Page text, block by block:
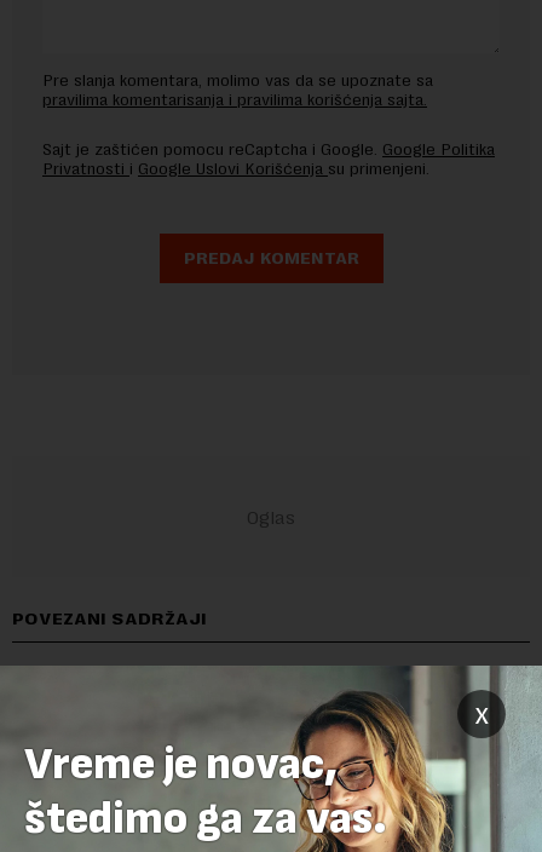
Pre slanja komentara, molimo vas da se upoznate sa
pravilima komentarisanja i pravilima korišćenja sajta.
Sajt je zaštićen pomocu reCaptcha i Google. Google Politika
Privatnosti i Google Uslovi Korišćenja su primenjeni.
POVEZANI SADRŽAJI
x
Vreme je novac,
štedimo ga za vas.